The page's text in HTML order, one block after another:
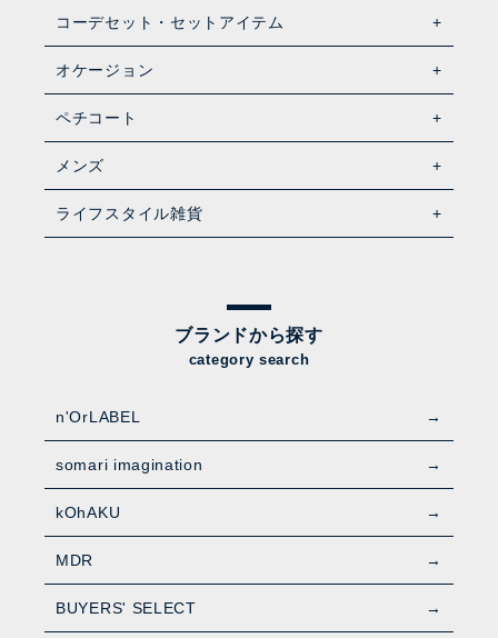
コーデセット・セットアイテム
オケージョン
ペチコート
メンズ
ライフスタイル雑貨
ブランドから探す
category search
n'OrLABEL
somari imagination
kOhAKU
MDR
BUYERS' SELECT